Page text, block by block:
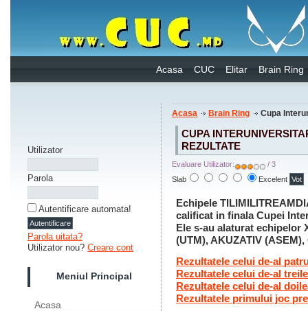
Acasa CUC Elitar Brain Ring
Utilizator
Parola
Autentificare automata!
Parola uitata?
Utilizator nou? Creare cont
Meniul Principal
Acasa
Acasa Brain Ring Cupa
CUPA
REZULTATE
Evaluare Utilizator:
/ 3
Slab
Excelent
Echipele
calificat in finala Cupei
Ele s-au alaturat echipelor
(UTM), AKUZATIV
Rezultatele celui de-al
Rezultatele celui de-al
Rezultatele celui de-al
Rezultatele primului joc